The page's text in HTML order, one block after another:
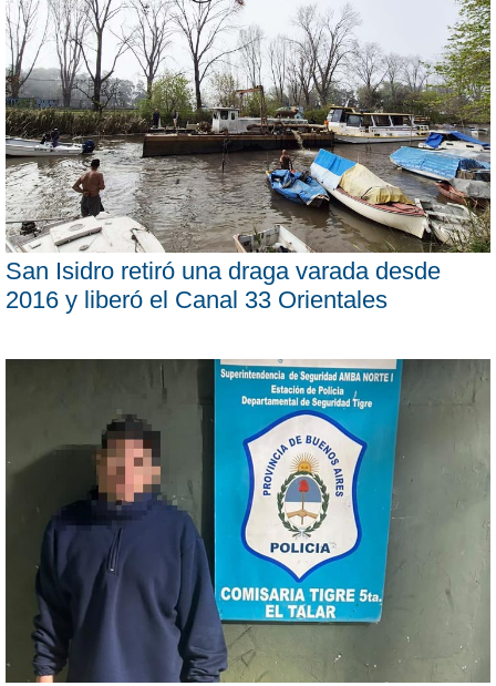
San Isidro retiró una draga varada desde
2016 y liberó el Canal 33 Orientales